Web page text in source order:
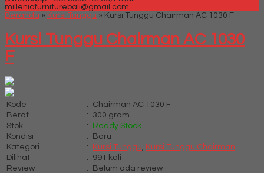
milleniafurniturebali@gmail.com
Beranda » Kursi Tunggu » Kursi Tunggu Chairman AC 1030 F
Kursi Tunggu Chairman AC 1030
F
Kode :
Chairman AC 1030 F
Berat
:
300 gram
Stok
:
Ready Stock
Kondisi
:
Baru
Kategori
: Kursi Tunggu Kursi Tunggu Chairman
Dilihat
:
991 kali
Review
: Belum ada review